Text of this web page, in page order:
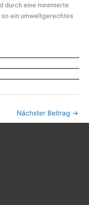
durch eine mini­mier­te
ein umwelt­ge­rech­tes
Nächster Beitrag →